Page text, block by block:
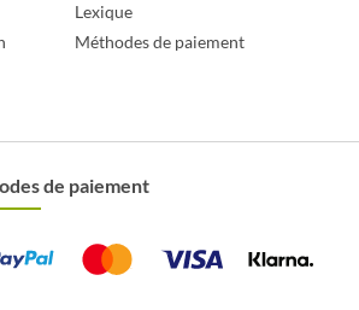
Lexique
Méthodes de paiement
de paiement